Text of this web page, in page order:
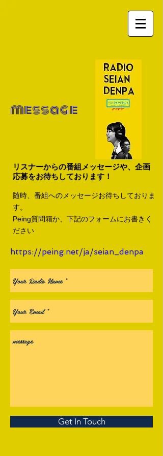
message
リスナーからの番組メッセージや、企画
応募をお待ちしております！
随時、番組へのメッセージお待ちしておりま
す。
​Peing質問箱か、下記のフォームにお書きく
ださい
https://peing.net/ja/seian_denpa
Get In Touch